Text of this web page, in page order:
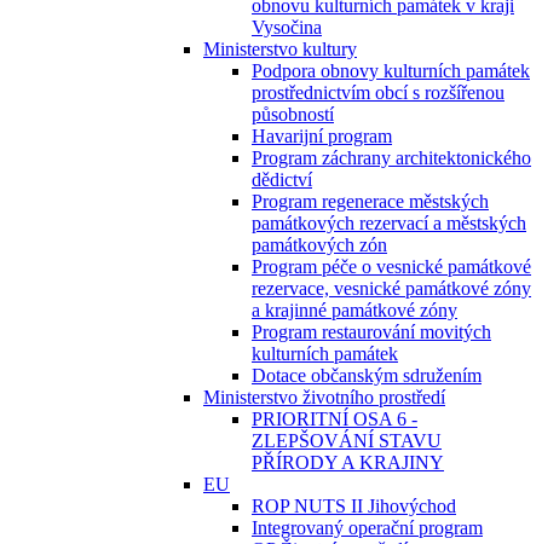
obnovu kulturních památek v kraji
Vysočina
Ministerstvo kultury
Podpora obnovy kulturních památek
prostřednictvím obcí s rozšířenou
působností
Havarijní program
Program záchrany architektonického
dědictví
Program regenerace městských
památkových rezervací a městských
památkových zón
Program péče o vesnické památkové
rezervace, vesnické památkové zóny
a krajinné památkové zóny
Program restaurování movitých
kulturních památek
Dotace občanským sdružením
Ministerstvo životního prostředí
PRIORITNÍ OSA 6 -
ZLEPŠOVÁNÍ STAVU
PŘÍRODY A KRAJINY
EU
ROP NUTS II Jihovýchod
Integrovaný operační program